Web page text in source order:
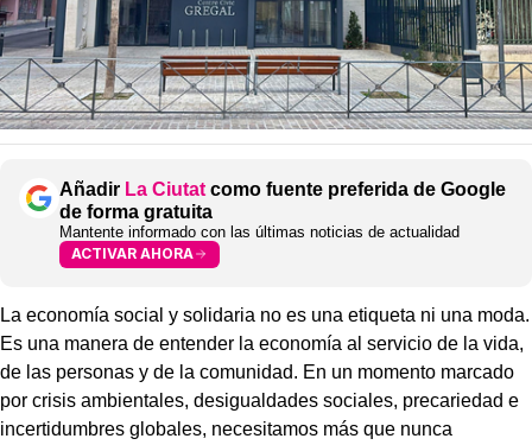
Añadir La Ciutat como fuente preferida de Google
de forma gratuita
Mantente informado con las últimas noticias de actualidad
ACTIVAR AHORA
La economía social y solidaria no es una etiqueta ni una moda.
Es una manera de entender la economía al servicio de la vida,
de las personas y de la comunidad. En un momento marcado
por crisis ambientales, desigualdades sociales, precariedad e
incertidumbres globales, necesitamos más que nunca